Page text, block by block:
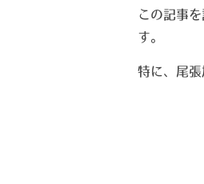
この記事
す。
特に、尾